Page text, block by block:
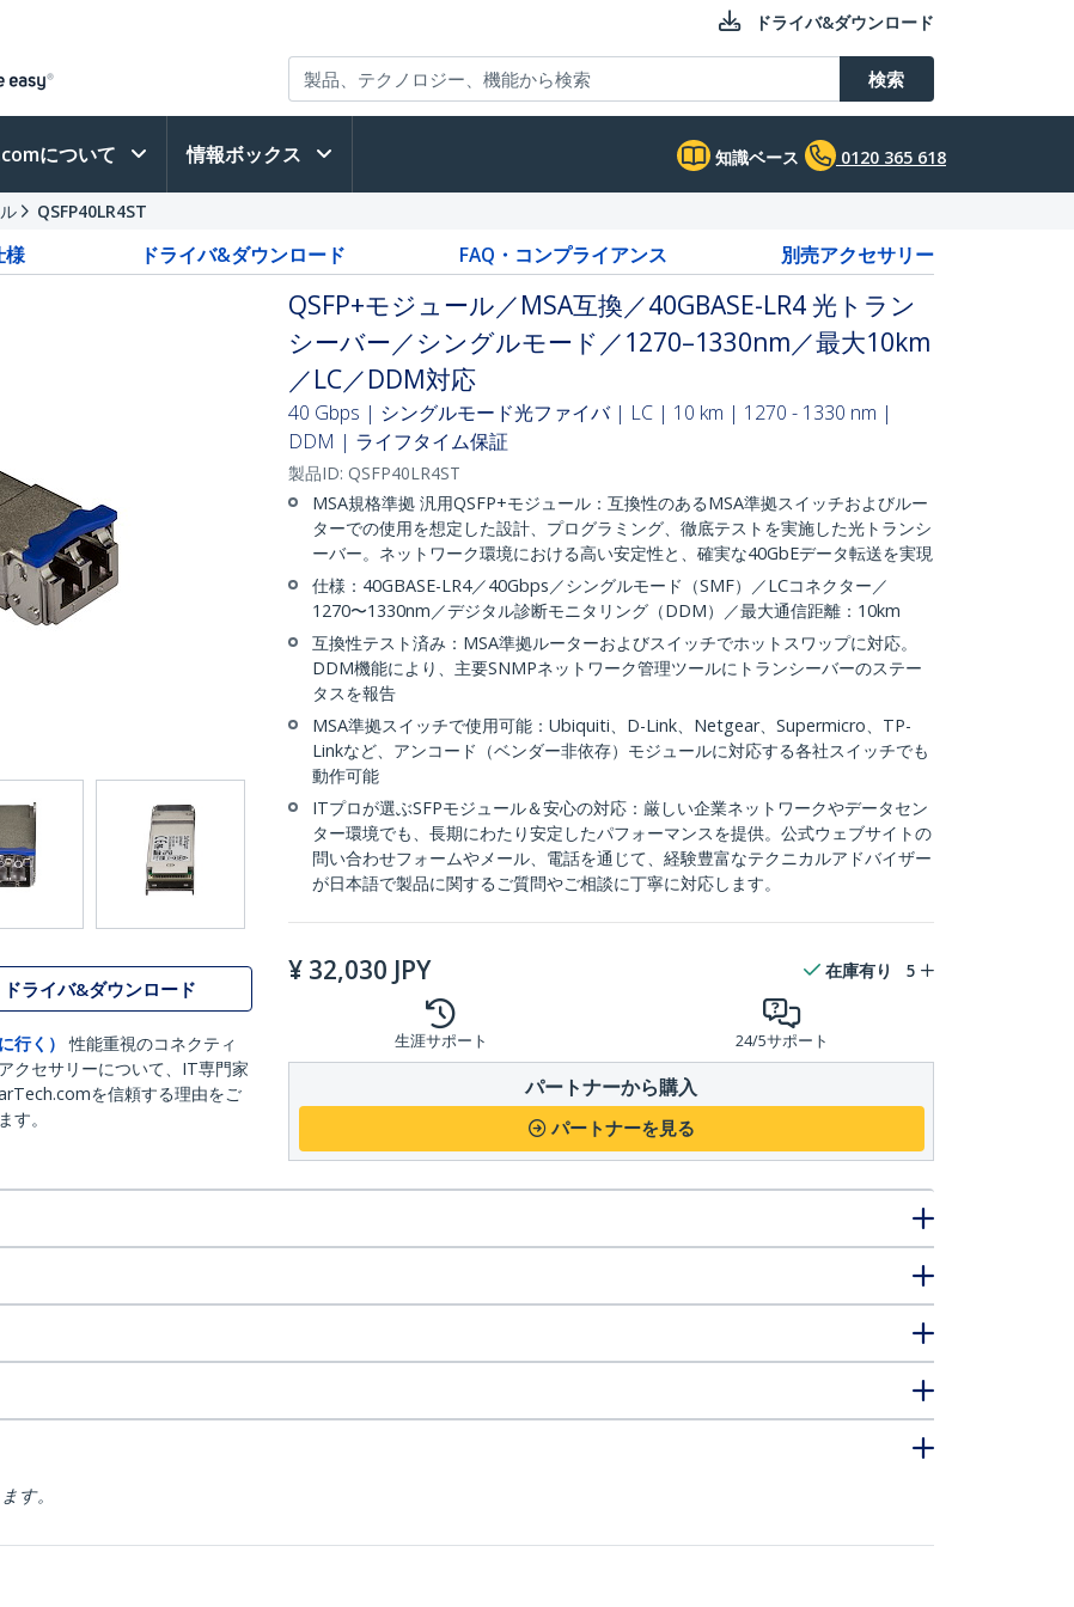
ドライバ&ダウンロード
検索
について 情報ボックス 知識ベース 0120 365 618
QSFP40LR4ST
様 ドライバ&ダウンロード FAQ・コンプライアンス 別売アクセサリー
ドライバ&ダウンロード
行く）
性能重視のコネクティ
クセサリーについて、IT専門家
を信頼する理由をご
す。
QSFP+モジュール／MSA互換／40GBASE-LR4 光トラン
シーバー／シングルモード／1270–1330nm／最大10km
／LC／DDM対応
40 Gbps | シングルモード光ファイバ | LC | 10 km | 1270 - 1330 nm |
DDM | ライフタイム保証
製品ID: QSFP40LR4ST
MSA規格準拠 汎用QSFP+モジュール：互換性のあるMSA準拠スイッチおよびルー
ターでの使用を想定した設計、プログラミング、徹底テストを実施した光トランシ
ーバー。ネットワーク環境における高い安定性と、確実な40GbEデータ転送を実現
仕様：40GBASE-LR4／40Gbps／シングルモード（SMF）／LCコネクター／
1270〜1330nm／デジタル診断モニタリング（DDM）／最大通信距離：10km
互換性テスト済み：MSA準拠ルーターおよびスイッチでホットスワップに対応。
DDM機能により、主要SNMPネットワーク管理ツールにトランシーバーのステー
タスを報告
MSA準拠スイッチで使用可能：Ubiquiti、D-Link、Netgear、Supermicro、TP-
Linkなど、アンコード（ベンダー非依存）モジュールに対応する各社スイッチでも
動作可能
ITプロが選ぶSFPモジュール＆安心の対応：厳しい企業ネットワークやデータセン
ター環境でも、長期にわたり安定したパフォーマンスを提供。公式ウェブサイトの
問い合わせフォームやメール、電話を通じて、経験豊富なテクニカルアドバイザー
が日本語で製品に関するご質問やご相談に丁寧に対応します。
¥ 32,030 JPY 在庫有り 5
生涯サポート 24/5サポート
パートナーから購入
パートナーを見る
す。